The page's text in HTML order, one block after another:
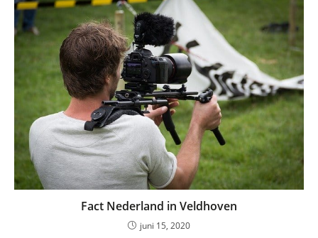
Fact Nederland in Veldhoven
juni 15, 2020